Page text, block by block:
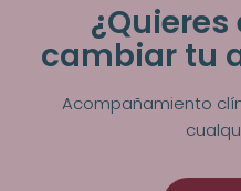
cambiar tu
Acompañamiento